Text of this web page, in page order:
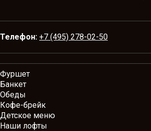
Телефон: +7 (495) 278-02-50
Фуршет
Банкет
Обеды
Кофе-брейк
Детское меню
Наши лофты